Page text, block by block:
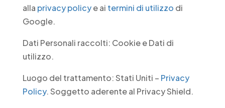
alla privacy policye ai termini di utilizzo di
Google.
Dati Personali raccolti: Cookie e Dati di
utilizzo.
Luogo del trattamento: Stati Uniti – Privacy
Policy. Soggetto aderente al Privacy Shield.